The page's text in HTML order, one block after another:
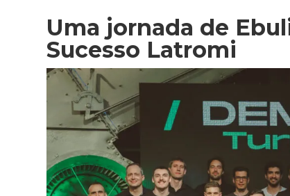
Uma jornada de
Sucesso Latromi